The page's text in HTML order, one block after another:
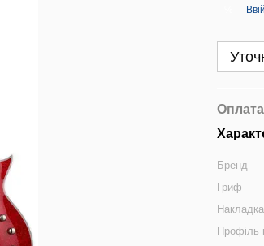
Оплата
Бренд
Гриф
Профіль